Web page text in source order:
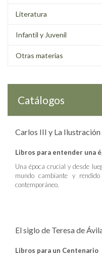
Literatura
Infantil y Juvenil
Otras materias
Catálogos
Carlos III y La Ilustración
Libros para entender una
Una época crucial y desde
mundo cambiante y
contemporáneo.
El siglo de Teresa de
Libros para un Centenario